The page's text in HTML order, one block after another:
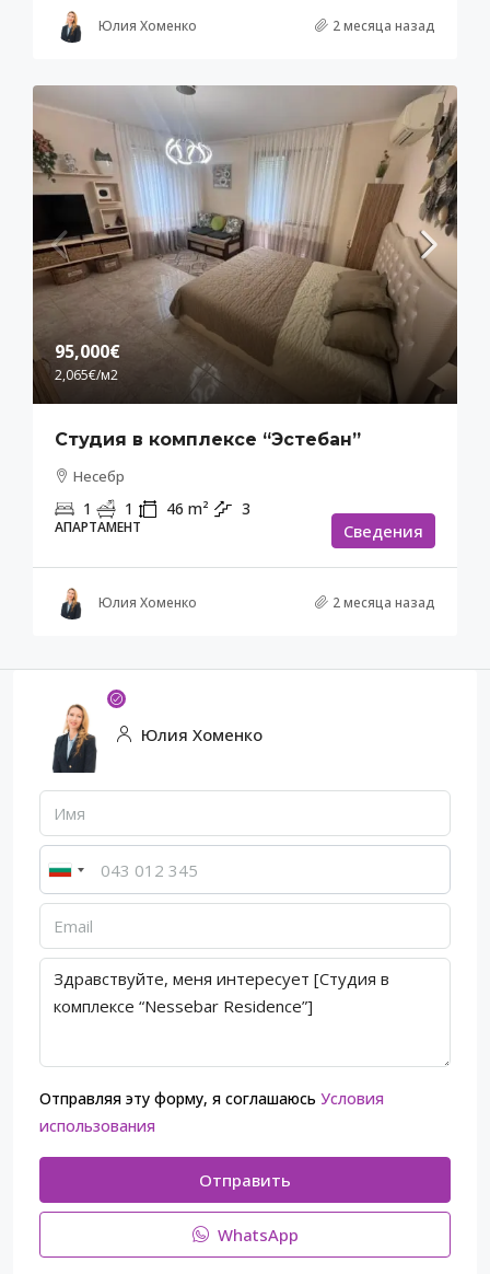
Юлия Хоменко 2 месяца назад
95,000€
2,065€/м2
Студия в комплексе “Эстебан”
Несебр
1 1 46 m² 3
АПАРТАМЕНТ Cведения
Юлия Хоменко 2 месяца назад
Юлия Хоменко
Отправляя эту форму, я соглашаюсь Условия
использования
Отправить
WhatsApp